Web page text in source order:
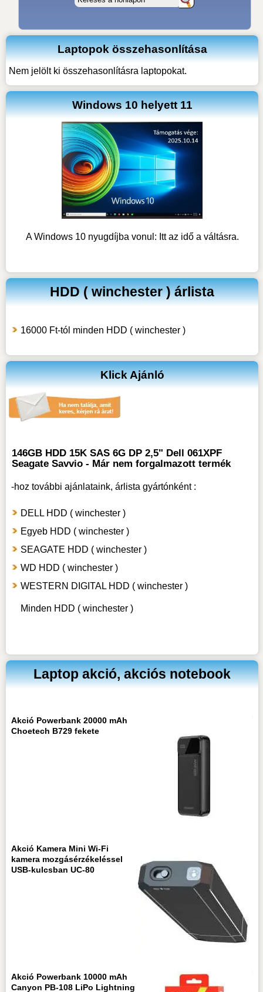
Laptopok összehasonlítása
Nem jelölt ki összehasonlításra laptopokat.
Windows 10 helyett 11
A Windows 10 nyugdíjba vonul: Itt az idő a váltásra.
HDD ( winchester ) árlista
16000 Ft-tól minden HDD ( winchester )
Klick Ajánló
146GB HDD 15K SAS 6G DP 2,5" Dell 061XPF
Seagate Savvio - Már nem forgalmazott termék
-hoz további ajánlataink, árlista gyártónként :
DELL HDD ( winchester )
Egyeb HDD ( winchester )
SEAGATE HDD ( winchester )
WD HDD ( winchester )
WESTERN DIGITAL HDD ( winchester )
Minden HDD ( winchester )
Laptop akció, akciós notebook
Akció Powerbank 20000 mAh
Choetech B729 fekete
Akció Kamera Mini Wi-Fi
kamera mozgásérzékeléssel
USB-kulcsban UC-80
Akció Powerbank 10000 mAh
Canyon PB-108 LiPo Lightning